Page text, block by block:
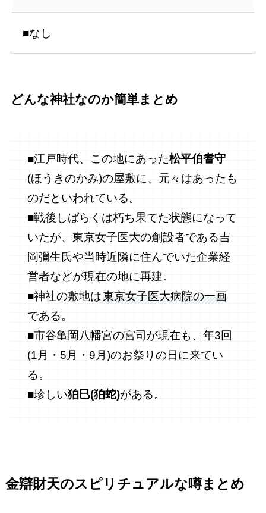
■なし
どんな神社なのか簡単まとめ
■江戸時代、この地にあった松平伯耆守
(ほうきのかみ)の屋敷に、元々はあったも
のだといわれている。
■戦後しばらくは朽ち果てた状態になって
いたが、東京女子医大の創設者である吉
岡彌生氏や当時近隣に住んでいた企業経
営者などが現在の地に再建。
■神社の敷地は東京女子医大病院の一画
である。
■市谷亀岡八幡宮の宮司が現在も、年3回
(1月・5月・9月)のお祭りの日に来てい
る。
■珍しい狛巳(狛蛇)がある。
金辯財天のスピリチュアルな噂まとめ